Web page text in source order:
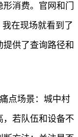
消费。官网和门
在现场就看到了
供了查询路径和
点场景：城中村
若队伍和设备不